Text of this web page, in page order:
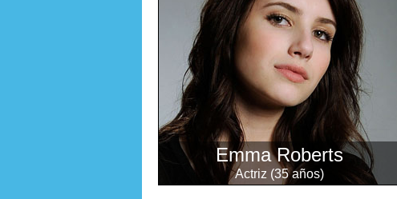
Emma Roberts
Actriz (35 años)